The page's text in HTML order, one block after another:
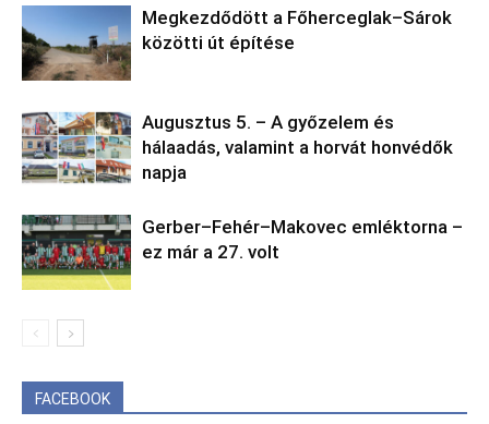
Megkezdődött a Főherceglak–Sárok
közötti út építése
Augusztus 5. – A győzelem és
hálaadás, valamint a horvát honvédők
napja
Gerber–Fehér–Makovec emléktorna –
ez már a 27. volt
FACEBOOK